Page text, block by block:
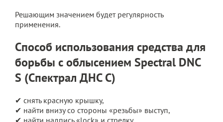
Решающим значением будет регулярность
применения.
Способ использования средства для
борьбы с облысением Spectral DNC
S (Спектрал ДНС С)
✔ снять красную крышку,
✔ найти внизу со стороны «резьбы» выступ,
✔ найти надпись «lock» и стрелку,